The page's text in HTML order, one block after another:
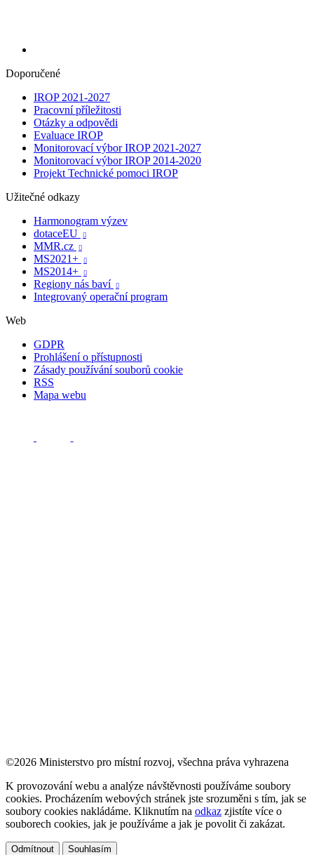
Doporučené
IROP 2021-2027
Pracovní příležitosti
Otázky a odpovědi
Evaluace IROP
Monitorovací výbor IROP 2021-2027
Monitorovací výbor IROP 2014-2020
Projekt Technické pomoci IROP
Užitečné odkazy
Harmonogram výzev
dotaceEU

MMR.cz 
MS2021+ 
MS2014+ 
Regiony nás baví 
Integrovaný operační program
Web
GDPR
Prohlášení o přístupnosti
Zásady používání souborů cookie
RSS
Mapa webu
©2026 Ministerstvo pro místní rozvoj, všechna práva vyhrazena
K provozování webu a analýze návštěvnosti používáme soubory
cookies. Procházením webových stránek jste srozuměni s tím, jak se
soubory cookies nakládáme. Kliknutím na odkaz zjistíte více o
souborech cookies, jak je používáme a jak je povolit či zakázat.
Odmítnout
Souhlasím